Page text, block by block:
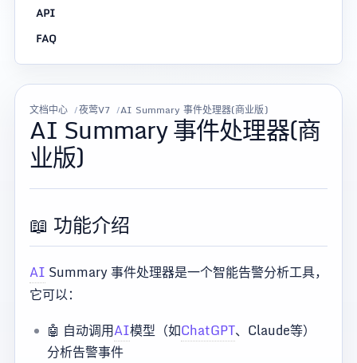
API
FAQ
文档中心 夜莺V7 AI Summary 事件处理器(商业版)
AI Summary 事件处理器(商
业版)
📖 功能介绍
AI Summary 事件处理器是一个智能告警分析工具，
它可以：
🤖 自动调用AI模型（如ChatGPT、Claude等）
分析告警事件